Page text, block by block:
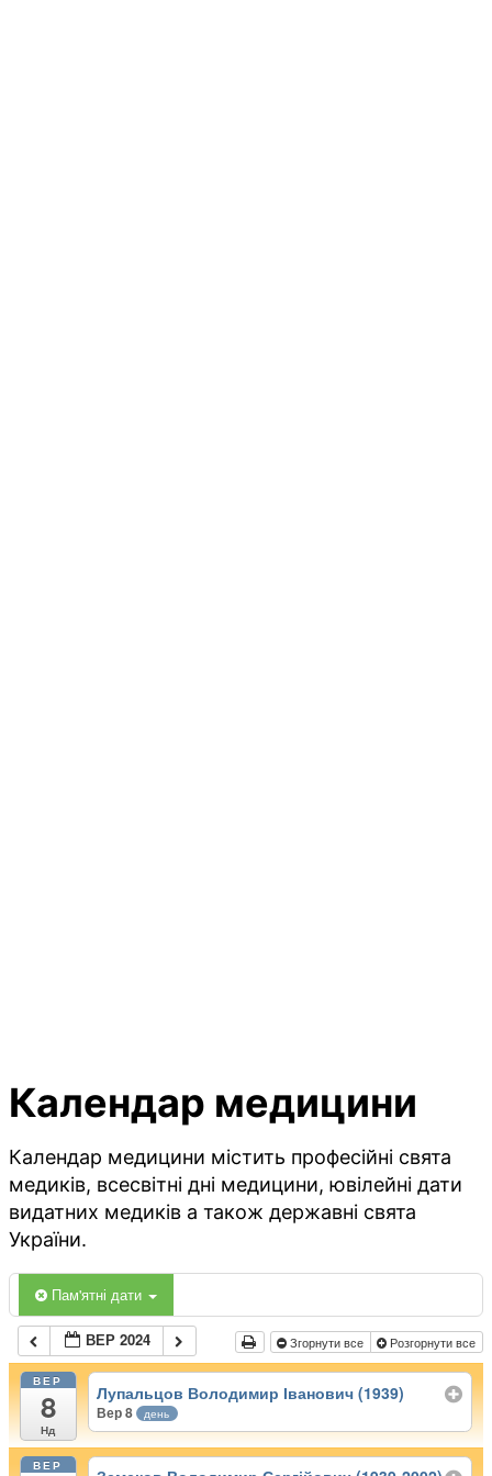
Календар медицини
Календар медицини містить професійні свята
медиків, всесвітні дні медицини, ювілейні дати
видатних медиків а також державні свята
України.
Пам'ятні дати
ВЕР 2024 Згорнути все Розгорнути все
ВЕР
8
Нд
Лупальцов Володимир Іванович (1939)
Вер 8 день
ВЕР